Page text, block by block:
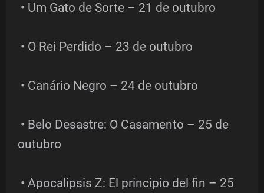
• Um Gato de Sorte – 21 de outubro
• O Rei Perdido – 23 de outubro
• Canário Negro – 24 de outubro
• Belo Desastre: O Casamento – 25 de
outubro
• Apocalipsis Z: El principio del fin – 25